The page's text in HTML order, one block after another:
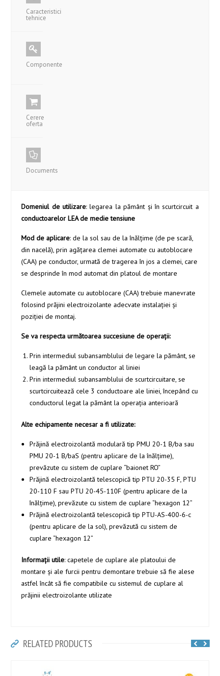
Caracteristici
tehnice
Componente
Cerere
oferta
Documents
Domeniul de utilizare: legarea la pământ şi în scurtcircuit a
conductoarelor LEA de medie tensiune
Mod de aplicare: de la sol sau de la înălțime (de pe scară,
din nacelă), prin agățarea clemei automate cu autoblocare
(CAA) pe conductor, urmată de tragerea în jos a clemei, care
se desprinde în mod automat din platoul de montare
Clemele automate cu autoblocare (CAA) trebuie manevrate
folosind prăjini electroizolante adecvate instalației și
poziției de montaj.
Se va respecta următoarea succesiune de operații:
Prin intermediul subansamblului de legare la pământ, se
leagă la pământ un conductor al liniei
Prin intermediul subansamblului de scurtcircuitare, se
scurtcircuitează cele 3 conductoare ale liniei, începând cu
conductorul legat la pământ la operația anterioară
Alte echipamente necesar a fi utilizate:
Prăjină electroizolantă modulară tip PMU 20-1 B/ba sau
PMU 20-1 B/baS (pentru aplicare de la înălțime),
prevăzute cu sistem de cuplare “baionet RO”
Prăjină electroizolantă telescopică tip PTU 20-35 F, PTU
20-110 F sau PTU 20-45-110F (pentru aplicare de la
înălțime), prevăzute cu sistem de cuplare “hexagon 12”
Prăjină electroizolantă telescopică tip PTU-AS-400-6-c
(pentru aplicare de la sol), prevăzută cu sistem de
cuplare “hexagon 12”
Informații utile: capetele de cuplare ale platoului de
montare și ale furcii pentru demontare trebuie să fie alese
astfel încât să fie compatibile cu sistemul de cuplare al
prăjinii electroizolante utilizate
RELATED PRODUCTS